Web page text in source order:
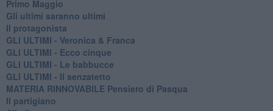
Primo Maggio
Gli ultimi saranno ultimi
Il protagonista
GLI ULTIMI - Veronica & Franca
GLI ULTIMI - Ecco cinque
GLI ULTIMI - Le babbucce
GLI ULTIMI - Il senzatetto
MATERIA RINNOVABILE Pensiero di Pasqua
Il partigiano